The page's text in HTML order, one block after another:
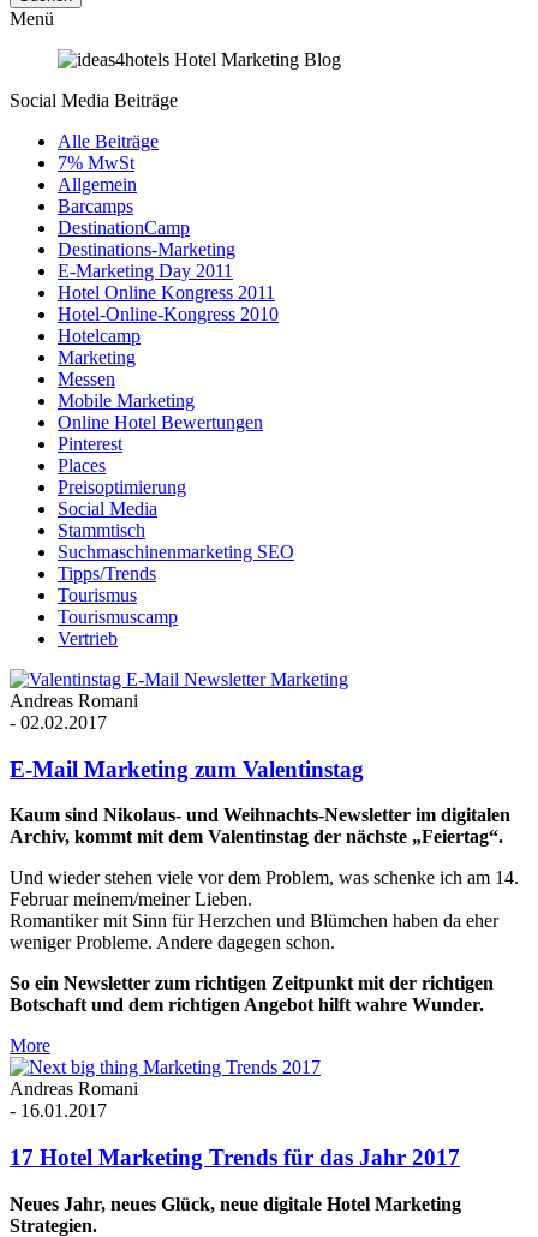
Menü
Social Media Beiträge
Alle Beiträge
7% MwSt
Allgemein
Barcamps
DestinationCamp
Destinations-Marketing
E-Marketing Day 2011
Hotel Online Kongress 2011
Hotel-Online-Kongress 2010
Hotelcamp
Marketing
Messen
Mobile Marketing
Online Hotel Bewertungen
Pinterest
Places
Preisoptimierung
Social Media
Stammtisch
Suchmaschinenmarketing SEO
Tipps/Trends
Tourismus
Tourismuscamp
Vertrieb
Andreas Romani
- 02.02.2017
E-Mail Marketing zum Valentinstag
Kaum sind Nikolaus- und Weihnachts-Newsletter im digitalen
Archiv, kommt mit dem Valentinstag der nächste „Feiertag“.
Und wieder stehen viele vor dem Problem, was schenke ich am 14.
Februar meinem/meiner Lieben.
Romantiker mit Sinn für Herzchen und Blümchen haben da eher
weniger Probleme. Andere dagegen schon.
So ein Newsletter zum richtigen Zeitpunkt mit der richtigen
Botschaft und dem richtigen Angebot hilft wahre Wunder.
More
Andreas Romani
- 16.01.2017
17 Hotel Marketing Trends für das Jahr 2017
Neues Jahr, neues Glück, neue digitale Hotel Marketing
Strategien.